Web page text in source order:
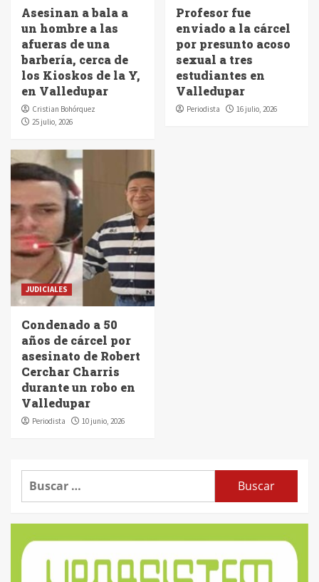
Asesinan a bala a
un hombre a las
afueras de una
barbería, cerca de
los Kioskos de la Y,
en Valledupar
Cristian Bohórquez
25 julio, 2026
Profesor fue
enviado a la cárcel
por presunto acoso
sexual a tres
estudiantes en
Valledupar
Periodista 16 julio, 2026
JUDICIALES
Condenado a 50
años de cárcel por
asesinato de Robert
Cerchar Charris
durante un robo en
Valledupar
Periodista 10 junio, 2026
Buscar: